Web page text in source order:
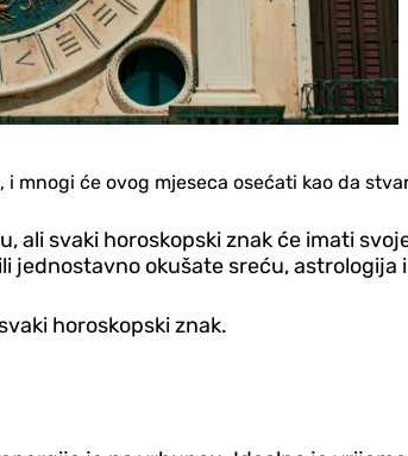
će ovog mjeseca osećati kao da
ali svaki horoskopski znak će imati
jednostavno okušate sreću, astrologija
horoskopski znak.